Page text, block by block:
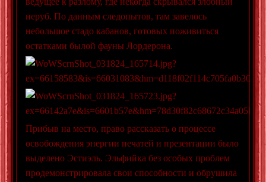
неруб. По данным следопытов, там завелось
небольшое стадо кабанов, готовых поживиться
остатками былой фауны Лордерона.
Прибыв на место, право рассказать о процессе
освобождения энергии печатей и презентации было
выделено Эстиэль. Эльфийка без особых проблем
продемонстрировала свои способности и обрушила